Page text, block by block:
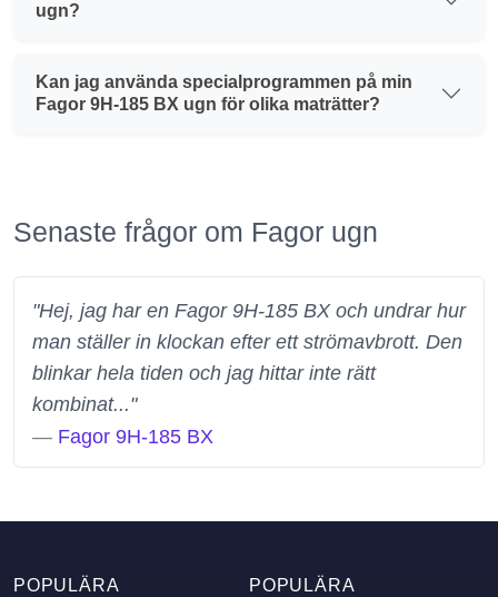
ugn?
Kan jag använda specialprogrammen på min
Fagor 9H-185 BX ugn för olika maträtter?
Senaste frågor om Fagor ugn
"Hej, jag har en Fagor 9H-185 BX och undrar hur
man ställer in klockan efter ett strömavbrott. Den
blinkar hela tiden och jag hittar inte rätt
kombinat..."
— Fagor 9H-185 BX
POPULÄRA
POPULÄRA